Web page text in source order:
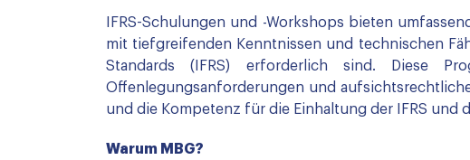
IFRS-Schulungen und -Workshops bieten
mit tiefgreifenden Kenntnissen und technischen
Standards (IFRS) erforderlich sind. Diese
Offenlegungsanforderungen und
und die Kompetenz für die Einhaltung der IFRS
Warum MBG?